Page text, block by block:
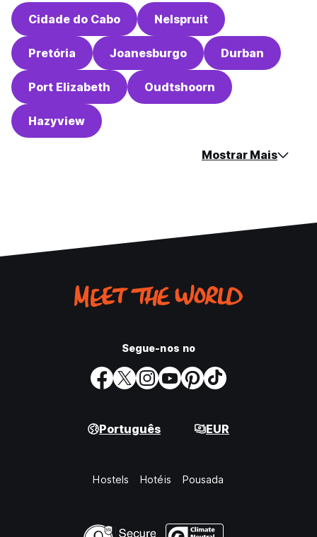
Cidade do Cabo Nelspruit
Pretória Joanesburgo Durban
Port Elizabeth Oudtshoorn
Hazyview
Mostrar Mais
Segue-nos no
Português EUR
Hostels Hotéis Pousada